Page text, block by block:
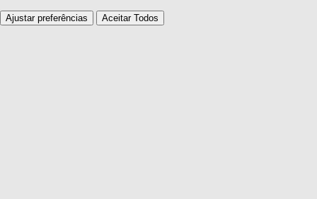
Ajustar preferências Aceitar Todos